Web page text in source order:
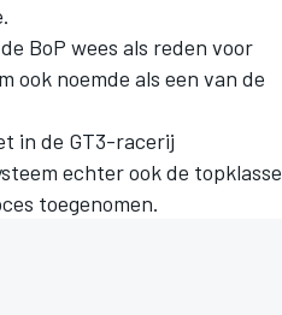
BoP wees als reden voor
noemde als een van de
in de GT3-racerij
echter ook de topklasse
toegenomen.